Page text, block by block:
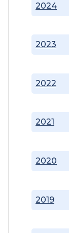
2019
2020
2021
2022
2023
2024